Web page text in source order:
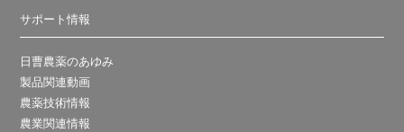
サポート情報
日曹農薬のあゆみ
製品関連動画
農薬技術情報
農業関連情報